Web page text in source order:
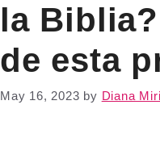
la
de esta
May 16, 2023 by Diana